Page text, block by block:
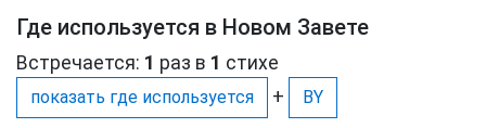
Где используется в Новом Завете
Встречается: 1 раз в 1 стихе
показать где используется + BY